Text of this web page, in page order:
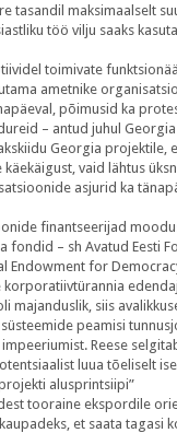
tasandil maksimaalselt
töö vilju saaks
toimivate
ametnike
põimusid ka
– antud juhul
Georgia projektile,
vaid lähtus
asjurid ka
finantseerijad
fondid – sh Avatud Eesti
for
korporatiivtürannia
majanduslik, siis
peamisi
Reese
luua tõeliselt
alusprintsiipi”
tooraine ekspordile
et saata tagasi